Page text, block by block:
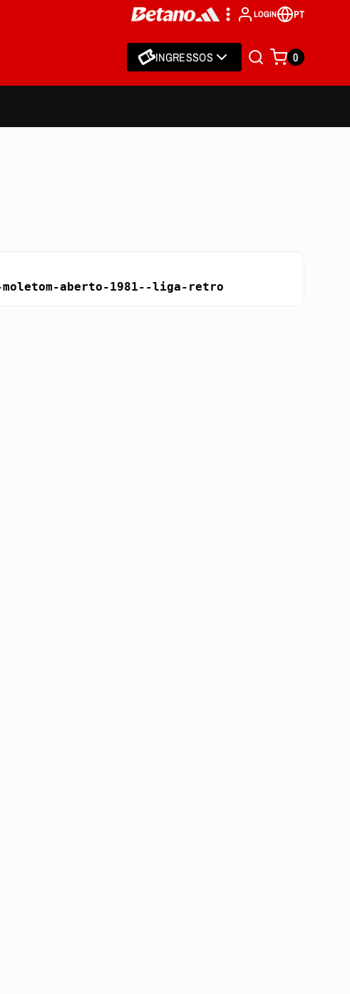
LOGIN PT
INGRESSOS 0
moletom-aberto-1981--liga-retro